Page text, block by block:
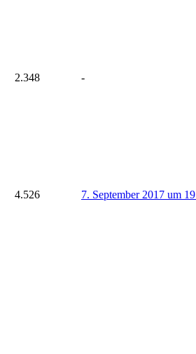
2.348 -
4.526 7. September 2017 um